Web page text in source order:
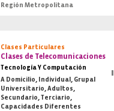
Región Metropolitana
Clases Particulares
Clases de Telecomunicaciones
Tecnología Y Computación
A Domicilio, Individual, Grupal
Universitario, Adultos,
Secundario, Terciario,
Capacidades Diferentes